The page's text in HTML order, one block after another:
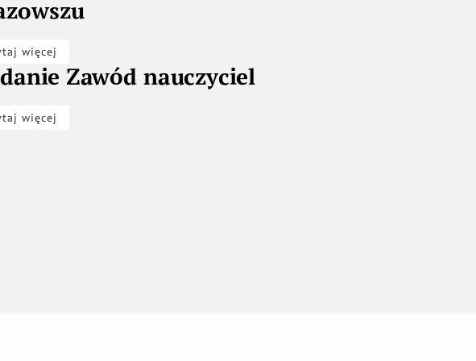
więcej
Zawód nauczyciel
więcej